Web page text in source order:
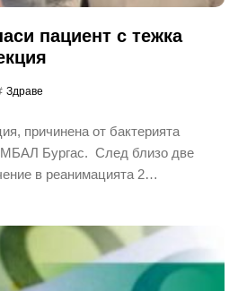
пациент с тежка
Здраве
причинена от бактерията
Бургас. След близо две
в реанимацията 2…